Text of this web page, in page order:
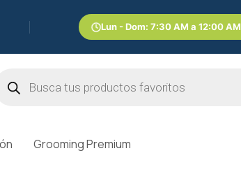
Lun - Dom: 7:30 AM a 12:00 AM
productos
Grooming Premium